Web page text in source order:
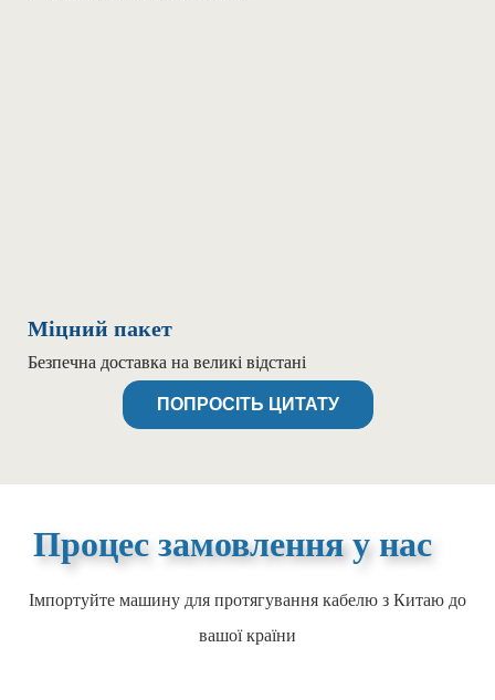
Міцний пакет
Безпечна доставка на великі відстані
ПОПРОСІТЬ ЦИТАТУ
Процес замовлення у нас
Імпортуйте машину для протягування кабелю з Китаю до
вашої країни